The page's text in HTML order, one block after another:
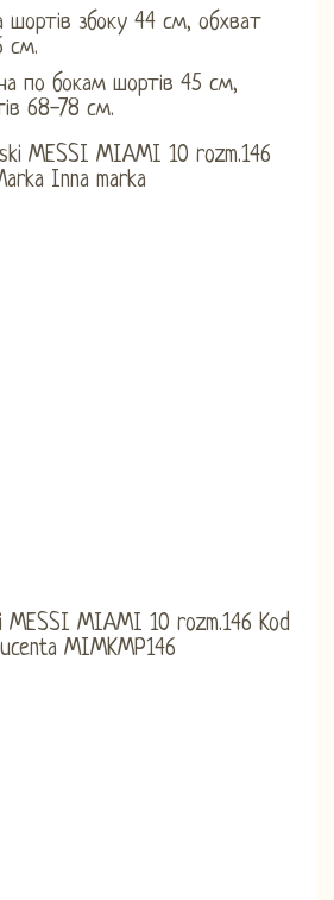
шортів збоку 44 см, обхват
см.
по бокам шортів 45 см,
68-78 см.